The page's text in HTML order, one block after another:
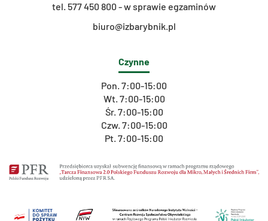
tel. 577 450 800 - w sprawie egzaminów
biuro@izbarybnik.pl
Czynne
Pon. 7:00-15:00
Wt. 7:00-15:00
Śr. 7:00-15:00
Czw. 7:00-15:00
Pt. 7:00-15:00